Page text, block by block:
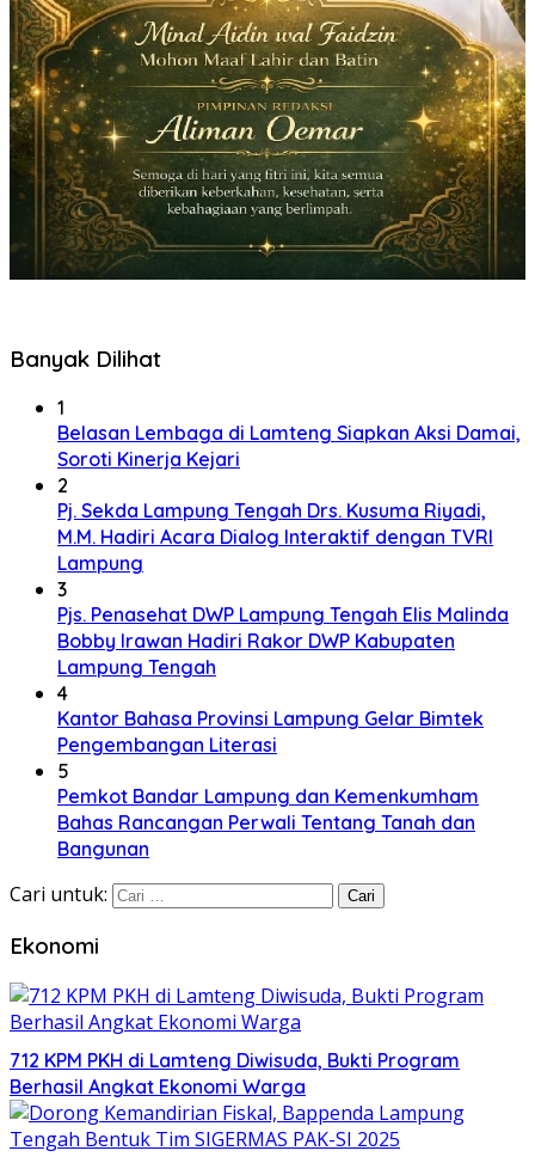
Banyak Dilihat
1
Belasan Lembaga di Lamteng Siapkan Aksi Damai,
Soroti Kinerja Kejari
2
Pj. Sekda Lampung Tengah Drs. Kusuma Riyadi,
M.M. Hadiri Acara Dialog Interaktif dengan TVRI
Lampung
3
Pjs. Penasehat DWP Lampung Tengah Elis Malinda
Bobby Irawan Hadiri Rakor DWP Kabupaten
Lampung Tengah
4
Kantor Bahasa Provinsi Lampung Gelar Bimtek
Pengembangan Literasi
5
Pemkot Bandar Lampung dan Kemenkumham
Bahas Rancangan Perwali Tentang Tanah dan
Bangunan
Cari untuk:
Ekonomi
712 KPM PKH di Lamteng Diwisuda, Bukti Program
Berhasil Angkat Ekonomi Warga